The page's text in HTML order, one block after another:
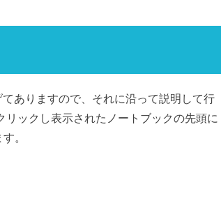
てありますので、それに沿って説明して行
リックし表示されたノートブックの先頭に
。